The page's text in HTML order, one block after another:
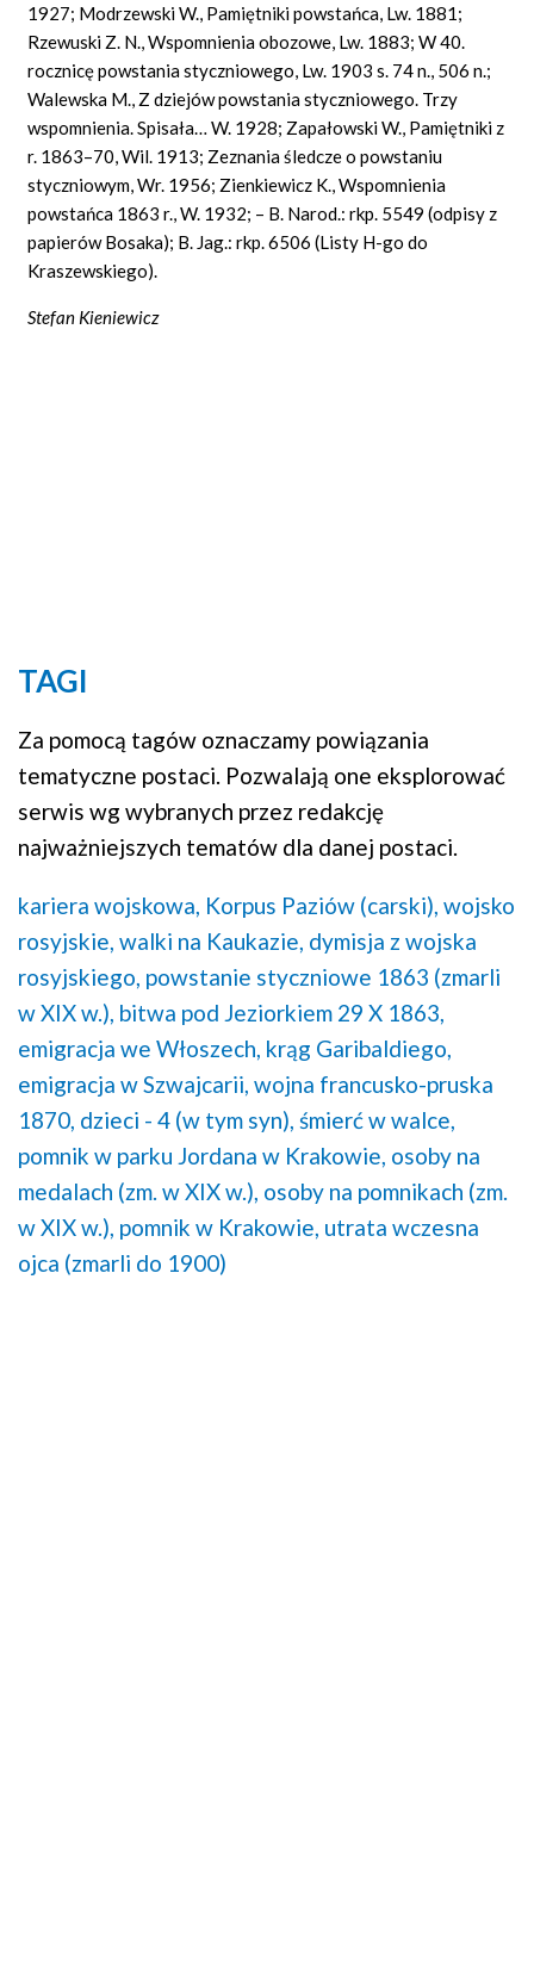
1927; Modrzewski W., Pamiętniki powstańca, Lw. 1881;
Rzewuski Z. N., Wspomnienia obozowe, Lw. 1883; W 40.
rocznicę powstania styczniowego, Lw. 1903 s. 74 n., 506 n.;
Walewska M., Z dziejów powstania styczniowego. Trzy
wspomnienia. Spisała… W. 1928; Zapałowski W., Pamiętniki z
r. 1863–70, Wil. 1913; Zeznania śledcze o powstaniu
styczniowym, Wr. 1956; Zienkiewicz K., Wspomnienia
powstańca 1863 r., W. 1932; – B. Narod.: rkp. 5549 (odpisy z
papierów Bosaka); B. Jag.: rkp. 6506 (Listy H-go do
Kraszewskiego).
Stefan Kieniewicz
TAGI
Za pomocą tagów oznaczamy powiązania
tematyczne postaci. Pozwalają one eksplorować
serwis wg wybranych przez redakcję
najważniejszych tematów dla danej postaci.
kariera wojskowa, Korpus Paziów (carski), wojsko
rosyjskie, walki na Kaukazie, dymisja z wojska
rosyjskiego, powstanie styczniowe 1863 (zmarli
w XIX w.), bitwa pod Jeziorkiem 29 X 1863,
emigracja we Włoszech, krąg Garibaldiego,
emigracja w Szwajcarii, wojna francusko-pruska
1870, dzieci - 4 (w tym syn), śmierć w walce,
pomnik w parku Jordana w Krakowie, osoby na
medalach (zm. w XIX w.), osoby na pomnikach (zm.
w XIX w.), pomnik w Krakowie, utrata wczesna
ojca (zmarli do 1900)